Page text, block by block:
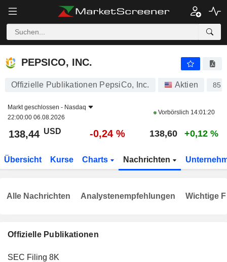
PEPSICO, INC.
PEPSICO, INC.
Offizielle Publikationen PepsiCo, Inc. Aktien
Markt geschlossen - Nasdaq
22:00:00 06.08.2026
Vorbörslich 14:01:20
138,44 USD -0,24 % 138,60 +0,12 %
Übersicht Kurse Charts Nachrichten
Offizielle Publikationen
SEC Filing 8K
Alle Nachrichten Analystenempfehlungen Wichtige